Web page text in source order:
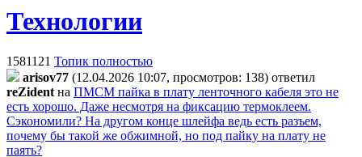
Технологии
1581121 Топик полностью
arisov77 (12.04.2026 10:07, просмотров: 138) ответил
reZident на ПМСМ пайка в плату ленточного кабеля это не
есть хорошо. Даже несмотря на фиксацию термоклеем.
Сэкономили? На другом конце шлейфа ведь есть разъем,
почему бы такой же обжимной, но под пайку на плату не
паять?